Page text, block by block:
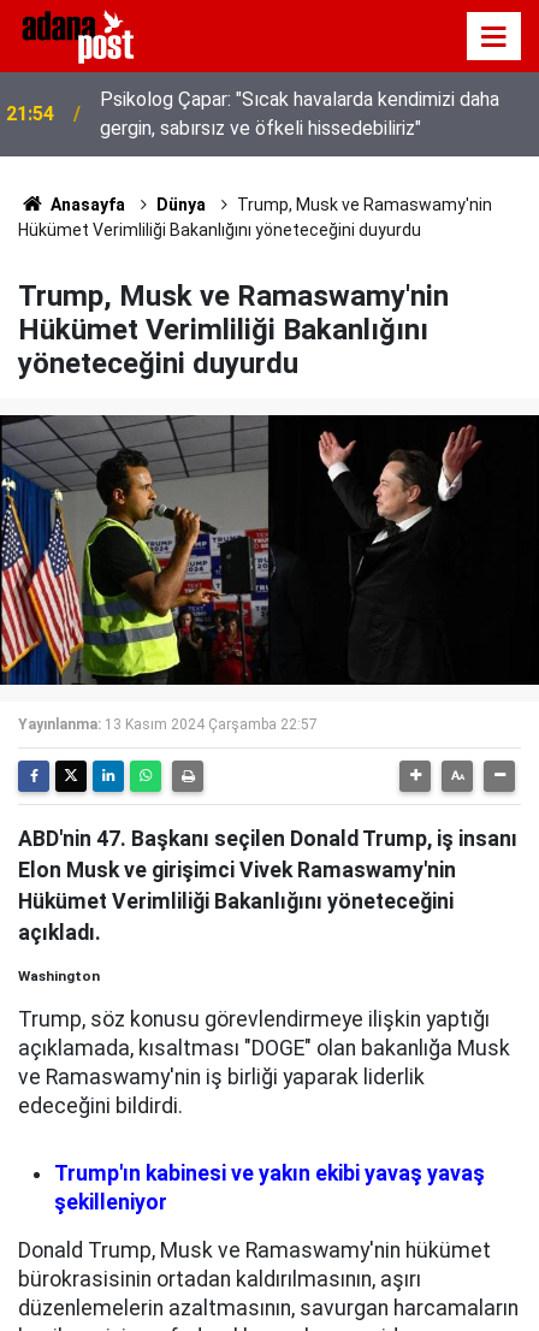
21:49
Kavurucu sıcakta hem kanalda yüzdüler hem karpuz
yediler
Anasayfa Dünya
Trump, Musk ve Ramaswamy'nin
Hükümet Verimliliği Bakanlığını yöneteceğini duyurdu
Trump, Musk ve Ramaswamy'nin
Hükümet Verimliliği Bakanlığını
yöneteceğini duyurdu
Yayınlanma: 13 Kasım 2024 Çarşamba 22:57
ABD'nin 47. Başkanı seçilen Donald Trump, iş insanı
Elon Musk ve girişimci Vivek Ramaswamy'nin
Hükümet Verimliliği Bakanlığını yöneteceğini
açıkladı.
Washington
Trump, söz konusu görevlendirmeye ilişkin yaptığı
açıklamada, kısaltması "DOGE" olan bakanlığa Musk
ve Ramaswamy'nin iş birliği yaparak liderlik
edeceğini bildirdi.
Trump'ın kabinesi ve yakın ekibi yavaş yavaş
şekilleniyor
Donald Trump, Musk ve Ramaswamy'nin hükümet
bürokrasisinin ortadan kaldırılmasının, aşırı
düzenlemelerin azaltmasının, savurgan harcamaların